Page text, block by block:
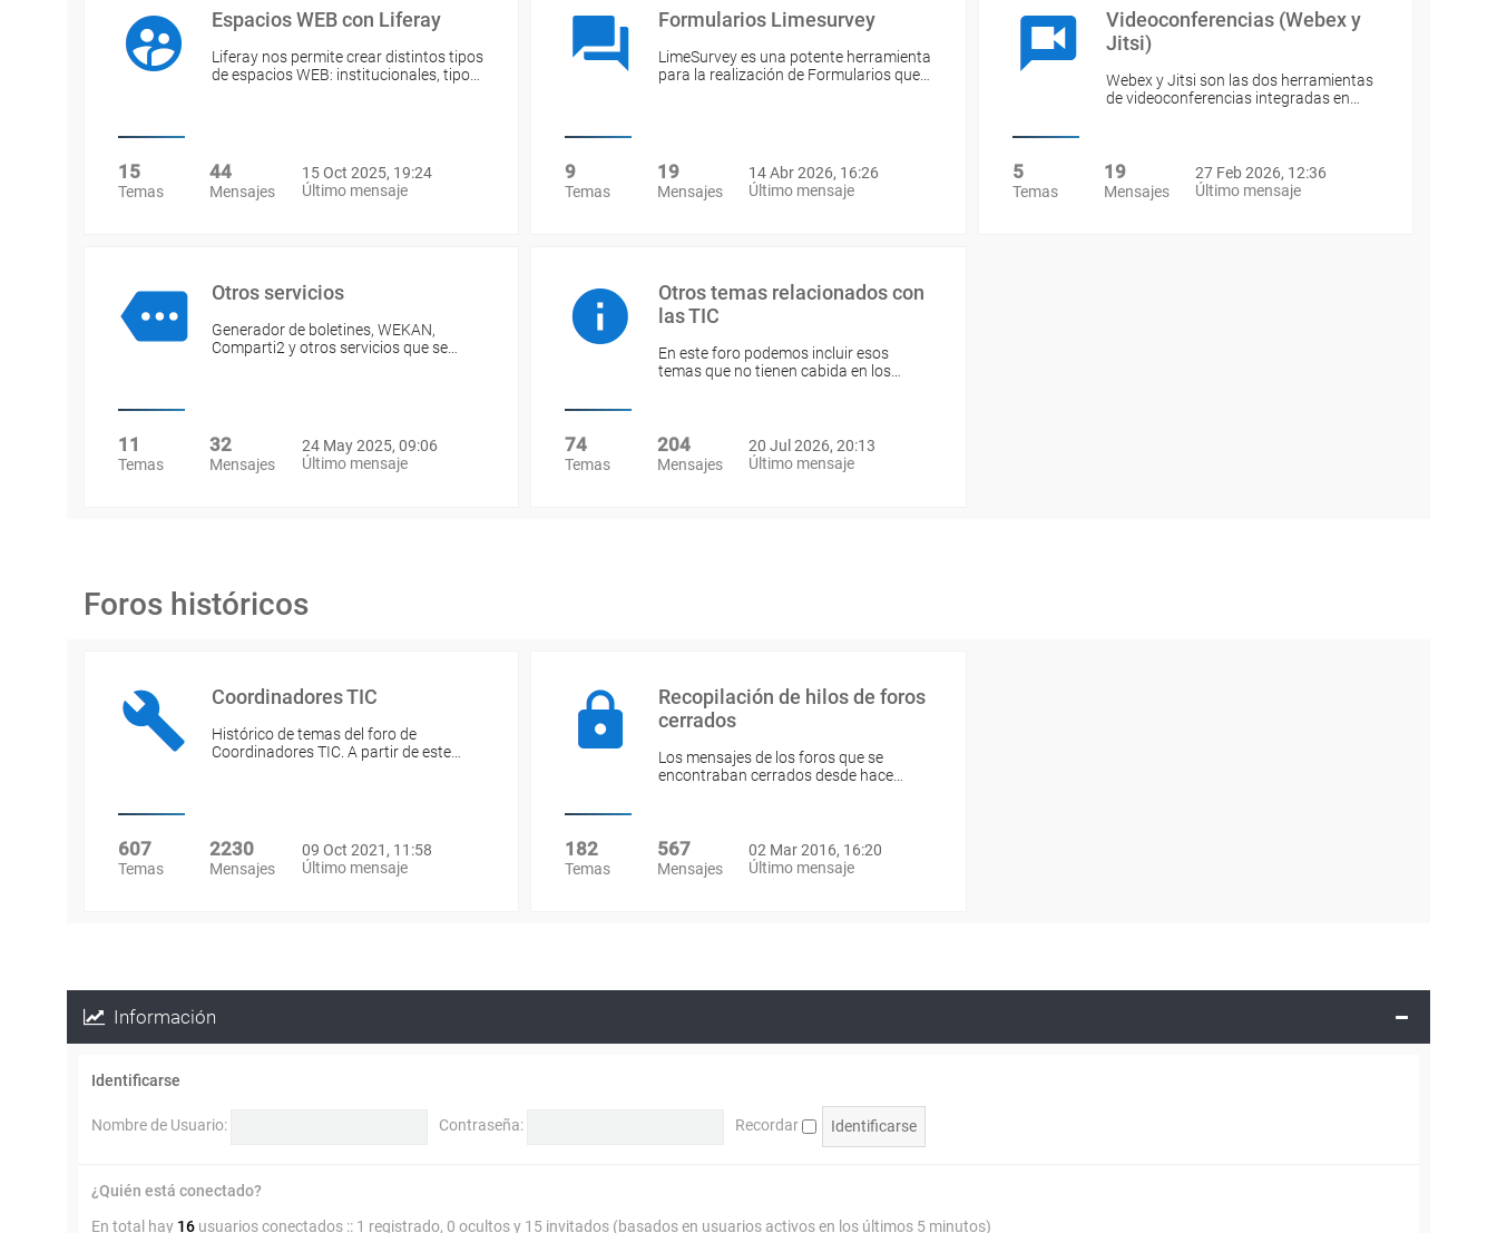
Espacios WEB con Liferay
Liferay nos permite crear distintos tipos
de espacios WEB: institucionales, tipo…
15
Temas
44
Mensajes
15 Oct 2025, 19:24
Último mensaje
Formularios Limesurvey
LimeSurvey es una potente herramienta
para la realización de Formularios que…
9
Temas
19
Mensajes
14 Abr 2026, 16:26
Último mensaje
Videoconferencias (Webex y
Jitsi)
Webex y Jitsi son las dos herramientas
de videoconferencias integradas en…
5
Temas
19
Mensajes
27 Feb 2026, 12:36
Último mensaje
Otros servicios
Generador de boletines, WEKAN,
Comparti2 y otros servicios que se…
11
Temas
32
Mensajes
24 May 2025, 09:06
Último mensaje
Otros temas relacionados con
las TIC
En este foro podemos incluir esos
temas que no tienen cabida en los…
74
Temas
204
Mensajes
20 Jul 2026, 20:13
Último mensaje
Foros históricos
Coordinadores TIC
Histórico de temas del foro de
Coordinadores TIC. A partir de este…
607
Temas
2230
Mensajes
09 Oct 2021, 11:58
Último mensaje
Recopilación de hilos de foros
cerrados
Los mensajes de los foros que se
encontraban cerrados desde hace…
182
Temas
567
Mensajes
02 Mar 2016, 16:20
Último mensaje
Información
Identificarse
Nombre de Usuario: Contraseña: Recordar
¿Quién está conectado?
En total hay 16 usuarios conectados :: 1 registrado, 0 ocultos y 15 invitados (basados en usuarios activos en los últimos 5 minutos)